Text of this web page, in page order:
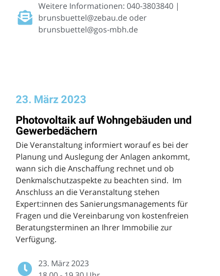
Weitere Informationen: 040-3803840 |
brunsbuettel@zebau.de oder
brunsbuettel@gos-mbh.de
23. März 2023
Photovoltaik auf Wohngebäuden und
Gewerbedächern
Die Veranstaltung informiert worauf es bei der
Planung und Auslegung der Anlagen ankommt,
wann sich die Anschaffung rechnet und ob
Denkmalschutzaspekte zu beachten sind. Im
Anschluss an die Veranstaltung stehen
Expert:innen des Sanierungsmanagements für
Fragen und die Vereinbarung von kostenfreien
Beratungsterminen an Ihrer Immobilie zur
Verfügung.
23. März 2023